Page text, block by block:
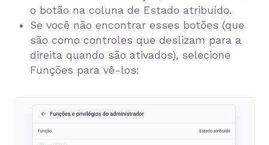
o botão na coluna de Estado atribuído.
Se você não encontrar esses botões (que
são como controles que deslizam para a
direita quando são ativados), selecione
Funções para vê-los: